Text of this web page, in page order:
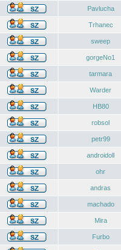
Pavlucha
Trhanec
sweep
gorgeNo1
tarmara
Warder
HB80
robsol
petr99
androidoll
ohr
andras
machado
Mira
Furbo